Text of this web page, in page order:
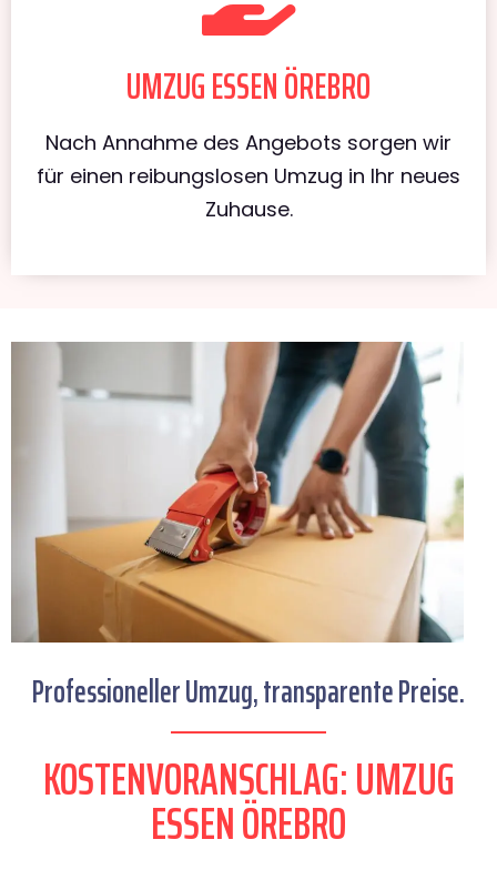
UMZUG ESSEN ÖREBRO
Nach Annahme des Angebots sorgen wir
für einen reibungslosen Umzug in Ihr neues
Zuhause.
Professioneller Umzug, transparente Preise.
KOSTENVORANSCHLAG: UMZUG
ESSEN ÖREBRO